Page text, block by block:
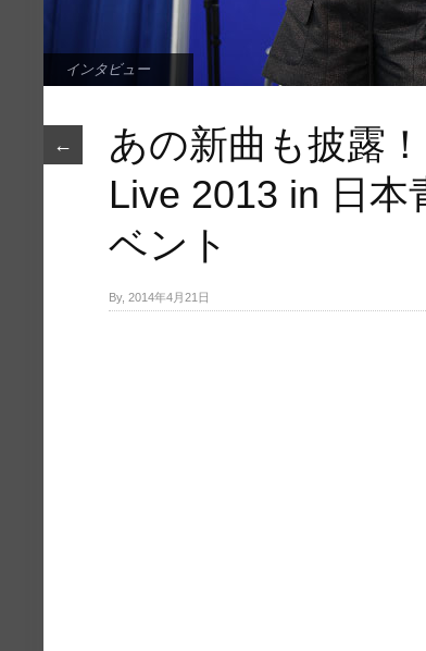
インタビュー
←
あの新曲も披露
Live 2013 in 日本
ベント
By, 2014年4月21日